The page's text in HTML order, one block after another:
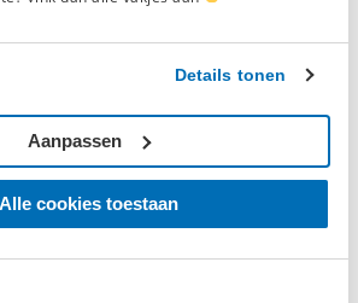
Details tonen
Alle cookies toestaan
Aanpassen
bij de voordeur neer